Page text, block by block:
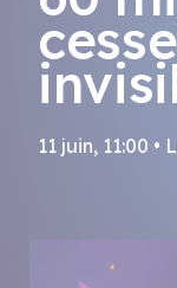
11 juin, 11:00 •